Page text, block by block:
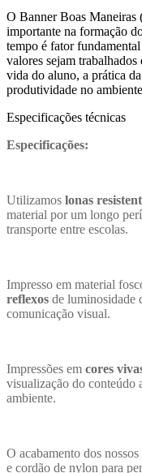
O Banner Boas Maneiras
importante na formação
tempo é fator fundamental
valores sejam
vida do aluno, a prática
produtividade no
Especificações técnicas
Especificações:
Utilizamos lonas
material por um longo
transporte entre escolas.
Impresso em material
reflexos de luminosidade
comunicação visual.
Impressões em cores
visualização do conteúdo
ambiente.
O acabamento dos
e cordão de nylon para